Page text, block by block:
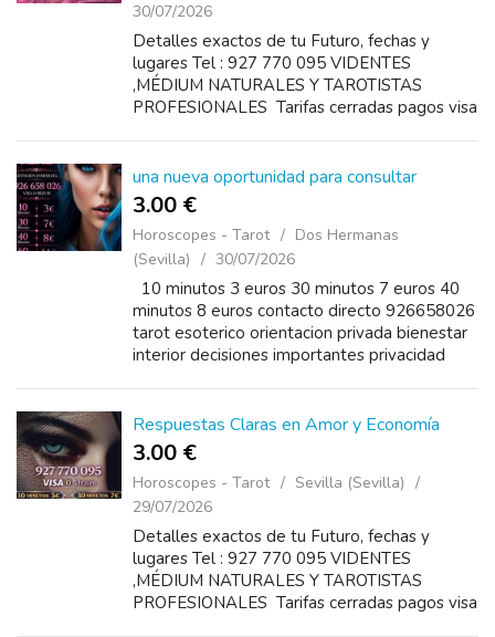
30/07/2026
Detalles exactos de tu Futuro, fechas y
lugares Tel : 927 770 095 VIDENTES
,MÉDIUM NATURALES Y TAROTISTAS
PROFESIONALES Tarifas cerradas pagos visa
una nueva oportunidad para consultar
3.00 €
Horoscopes - Tarot
Dos Hermanas
(Sevilla)
30/07/2026
10 minutos 3 euros 30 minutos 7 euros 40
minutos 8 euros contacto directo 926658026
tarot esoterico orientacion privada bienestar
interior decisiones importantes privacidad
Respuestas Claras en Amor y Economía
3.00 €
Horoscopes - Tarot
Sevilla (Sevilla)
29/07/2026
Detalles exactos de tu Futuro, fechas y
lugares Tel : 927 770 095 VIDENTES
,MÉDIUM NATURALES Y TAROTISTAS
PROFESIONALES Tarifas cerradas pagos visa